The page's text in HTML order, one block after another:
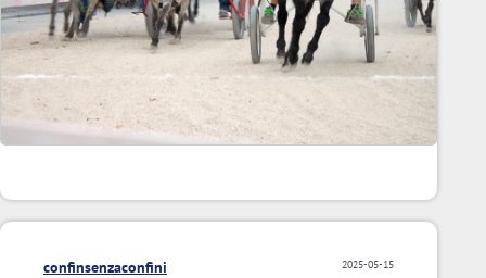
2025-05-15
confinsenzaconfini